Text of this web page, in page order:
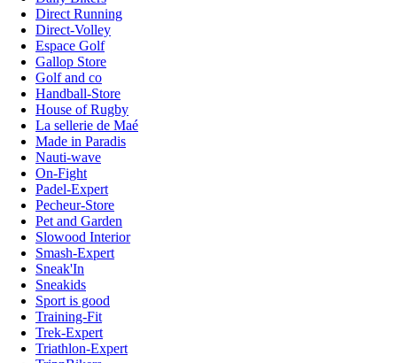
Direct Running
Direct-Volley
Espace Golf
Gallop Store
Golf and co
Handball-Store
House of Rugby
La sellerie de Maé
Made in Paradis
Nauti-wave
On-Fight
Padel-Expert
Pecheur-Store
Pet and Garden
Slowood Interior
Smash-Expert
Sneak'In
Sneakids
Sport is good
Training-Fit
Trek-Expert
Triathlon-Expert